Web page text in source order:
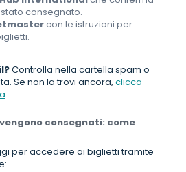
consegnato.
con le istruzioni per
Controlla nella cartella spam o
Se non la trovi ancora, clicca
.
consegnati: come
per accedere ai biglietti tramite